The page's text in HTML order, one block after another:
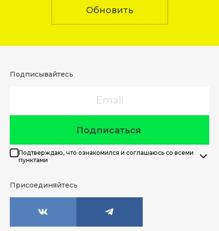
Обновить
Подписывайтесь
Подписаться
Подтверждаю, что ознакомился и соглашаюсь со всеми
пунктами
Присоединяйтесь